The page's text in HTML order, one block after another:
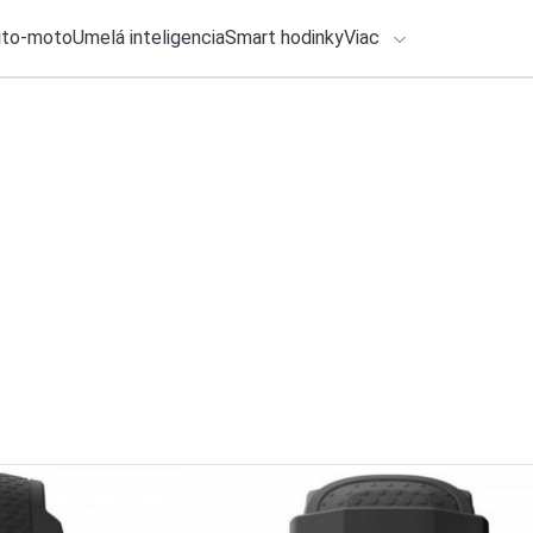
motoUmelá inteligenciaSmart hodinkyViac